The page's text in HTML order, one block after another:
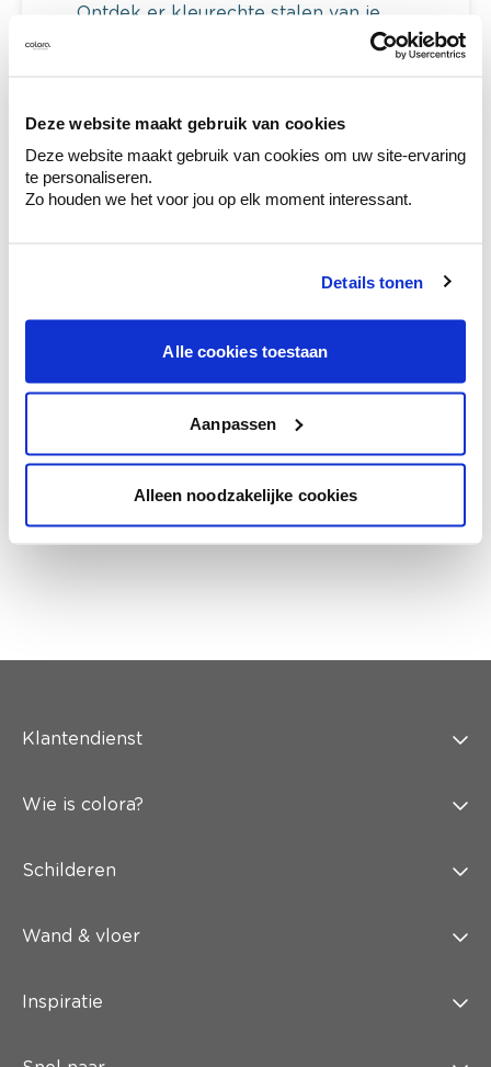
Deze website maakt gebruik van cookies
Deze website maakt gebruik van cookies om uw site-ervaring
te personaliseren.
Zo houden we het voor jou op elk moment interessant.
Details tonen
Alle cookies toestaan
Aanpassen
Alleen noodzakelijke cookies
Ontdek er kleurechte stalen van je
Krijg persoonlijk advies om kleuren te
combineren.
Kleuradvies aan huis
en je meubels.
Krijg ineens een technologische check-up
van je muren.
Klantendienst
Wie is colora?
Schilderen
Wand & vloer
Inspiratie